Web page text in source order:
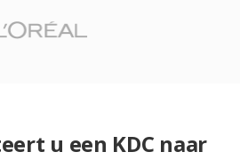
u een KDC naar